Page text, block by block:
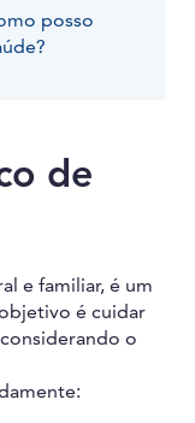
posso
de
e familiar, é um
é cuidar
o